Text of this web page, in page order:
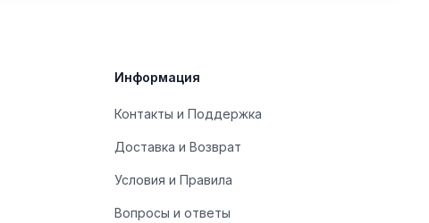
Информация
Контакты и Поддержка
Доставка и Возврат
Условия и Правила
Вопросы и ответы